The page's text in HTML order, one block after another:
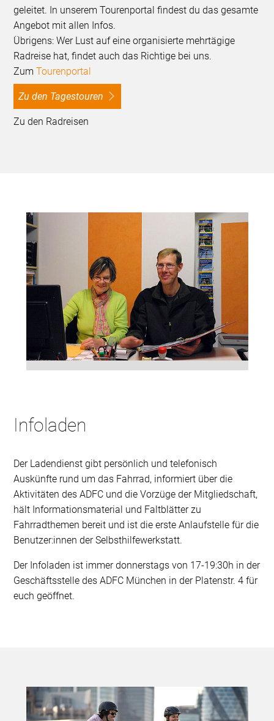
geleitet. In unserem Tourenportal findest du das gesamte
Angebot mit allen Infos.
Übrigens: Wer Lust auf eine organisierte mehrtägige
Radreise hat, findet auch das Richtige bei uns.
ZumTourenportal
Zu den Tagestouren
Zu den Radreisen
Infoladen
Der Ladendienst gibt persönlich und telefonisch
Auskünfte rund um das Fahrrad, informiert über die
Aktivitäten des ADFC und die Vorzüge der Mitgliedschaft,
hält Informationsmaterial und Faltblätter zu
Fahrradthemen bereit und ist die erste Anlaufstelle für die
Benutzer:innen der Selbsthilfewerkstatt.
Der Infoladen ist immer donnerstags von 17-19:30h in der
Geschäftsstelle des ADFC München in der Platenstr. 4 für
euch geöffnet.